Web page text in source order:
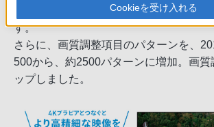
ブルーレイの高精細な映像をあますこと
す。
さらに、画質調整項目のパターンを、
500から、約2500パターンに増加。画質
ップしました。
Cookieを受け入れる